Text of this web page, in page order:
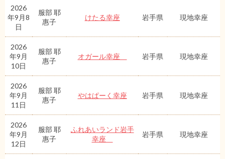
2026
年9月8
日
服部 耶
惠子
けたる幸座 岩手県 現地幸座
2026
年9月
10日
服部 耶
惠子
オガール幸座 岩手県 現地幸座
2026
年9月
11日
服部 耶
惠子
やはぱーく幸座 岩手県 現地幸座
2026
年9月
12日
服部 耶
惠子
ふれあいランド岩手
幸座
岩手県 現地幸座